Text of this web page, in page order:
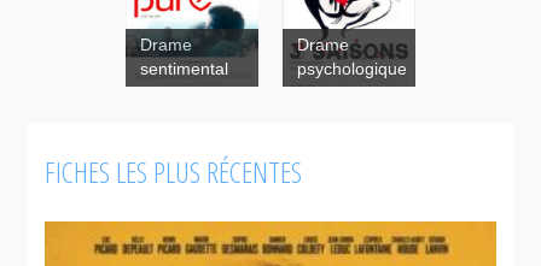
Drame
sentimental
Drame
psychologique
FICHES LES PLUS RÉCENTES